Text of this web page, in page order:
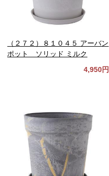
（２７２）８１０４５ アーバン
ポット ソリッド ミルク
4,950円